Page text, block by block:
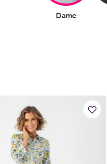
Dame